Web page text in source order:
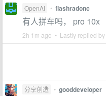
OpenAI • flashradonc
有人拼车吗， pro 10x
2h 1m ago • Lastly replied by
分享创造 • gooddeveloper